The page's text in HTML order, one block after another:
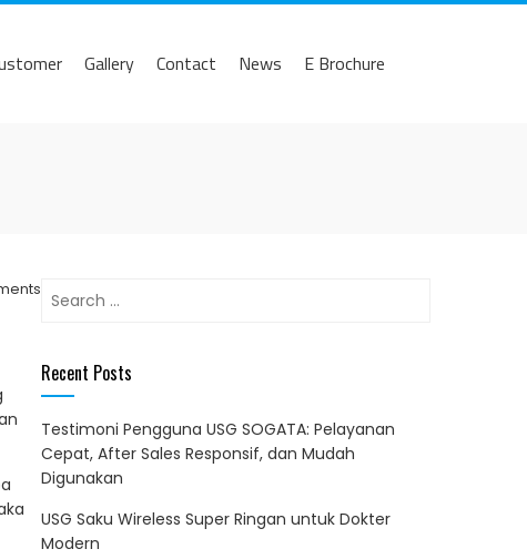
Gallery Contact News E Brochure
Search
Recent Posts
Testimoni Pengguna USG SOGATA: Pelayanan
Cepat, After Sales Responsif, dan Mudah
Digunakan
USG Saku Wireless Super Ringan untuk Dokter
Modern